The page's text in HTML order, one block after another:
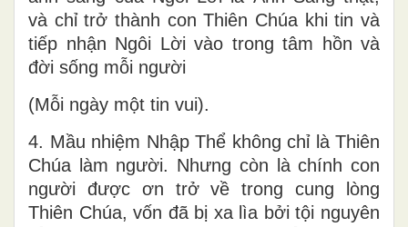
sống, chỉ nên tốt lành khi bước đi trong
ánh sáng của Ngôi Lời là Ánh Sáng thật,
và chỉ trở thành con Thiên Chúa khi tin và
tiếp nhận Ngôi Lời vào trong tâm hồn và
đời sống mỗi người
(Mỗi ngày một tin vui).
4. Mầu nhiệm Nhập Thể không chỉ là Thiên
Chúa làm người. Nhưng còn là chính con